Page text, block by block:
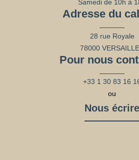
Samedi de 10h à
Adresse du
28 rue Royale
78000
Pour nous
+33 1 30 83 16
ou
Nous écrire